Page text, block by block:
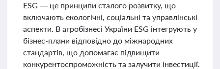
ESG — це принципи сталого розвитку, що
включають екологічні, соціальні та управлінські
аспекти. В агробізнесі України ESG інтегрують у
бізнес-плани відповідно до міжнародних
стандартів, що допомагає підвищити
конкурентоспроможність та залучити інвестиції.